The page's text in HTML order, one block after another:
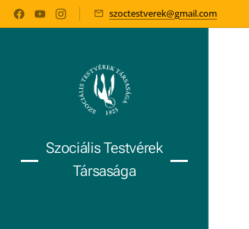
szoctestverek@gmail.com
Szociális Testvérek
Társasága